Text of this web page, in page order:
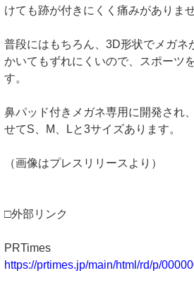
けても跡が付きにくく痛みがありませ
普段にはもちろん、3D形状でメガネ
かいてもずれにくいので、スポーツ
す。
鼻パッド付きメガネ専用に開発され
せてS、M、Lと3サイズあります。
（画像はプレスリリースより）
□外部リンク
PRTimes
https://prtimes.jp/main/html/rd/p/